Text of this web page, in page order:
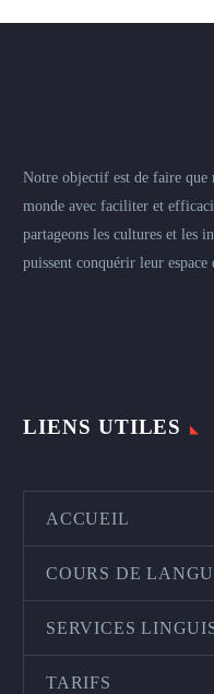
Notre objectif est de faire que
monde avec faciliter et
partageons les cultures et les
puissent conquérir leur
LIENS UTILES
ACCUEIL
COURS DE
SERVICES
TARIFS